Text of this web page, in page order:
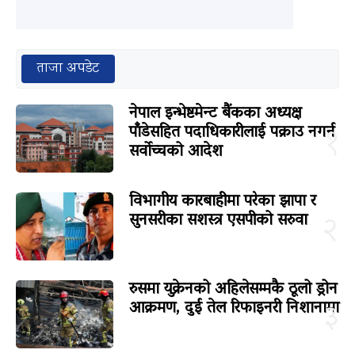
ताजा अपडेट
१
नेपाल इन्भेष्टमेन्ट बैंकका अध्यक्ष
पाँडेसहित पदाधिकारीलाई पक्राउ नगर्न
सर्वोच्चको आदेश
विभागीय कारबाहीमा परेका झापा र
सुनसरीका सशस्त्र एसपीको सरुवा
३
रुसमा युक्रेनको अहिलेसम्मकै ठूलो ड्रोन
आक्रमण, दुई तेल रिफाइनरी निशानामा